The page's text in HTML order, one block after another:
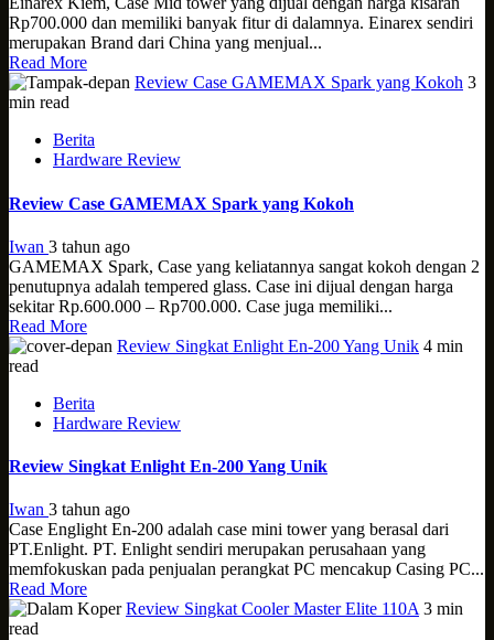
Rp700.000 dan memiliki banyak fitur di dalamnya. Einarex sendiri
merupakan Brand dari China yang menjual...
Read More
Review Case GAMEMAX Spark yang Kokoh 3
min read
Berita
Hardware Review
Review Case GAMEMAX Spark yang Kokoh
Iwan 3 tahun ago
GAMEMAX Spark, Case yang keliatannya sangat kokoh dengan 2
penutupnya adalah tempered glass. Case ini dijual dengan harga
sekitar Rp.600.000 – Rp700.000. Case juga memiliki...
Read More
Review Singkat Enlight En-200 Yang Unik 4 min
read
Berita
Hardware Review
Review Singkat Enlight En-200 Yang Unik
Iwan 3 tahun ago
Case Englight En-200 adalah case mini tower yang berasal dari
PT.Enlight. PT. Enlight sendiri merupakan perusahaan yang
memfokuskan pada penjualan perangkat PC mencakup Casing PC...
Read More
Review Singkat Cooler Master Elite 110A 3 min
read